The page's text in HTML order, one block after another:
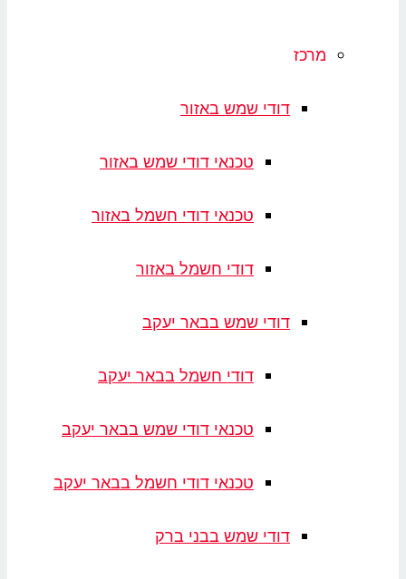
מרכז
דודי שמש באזור
טכנאי דודי שמש באזור
טכנאי דודי חשמל באזור
דודי חשמל באזור
דודי שמש בבאר יעקב
דודי חשמל בבאר יעקב
טכנאי דודי שמש בבאר יעקב
טכנאי דודי חשמל בבאר יעקב
דודי שמש בבני ברק